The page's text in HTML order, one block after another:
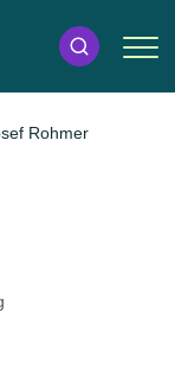
Rohmer